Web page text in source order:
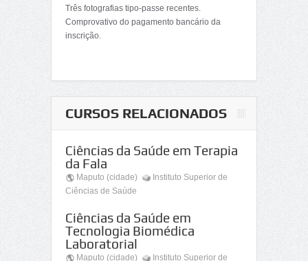
Três fotografias tipo-passe recentes.
Comprovativo do pagamento bancário da
inscrição.
CURSOS RELACIONADOS
Ciências da Saúde em Terapia
da Fala
Maputo (cidade)
Instituto Superior de
Ciências de Saúde
Ciências da Saúde em
Tecnologia Biomédica
Laboratorial
Maputo (cidade) Instituto Superior de